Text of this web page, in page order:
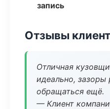
запись
Отзывы
Отличная
идеально, зазоры
обращаться ещё.
— Клиент